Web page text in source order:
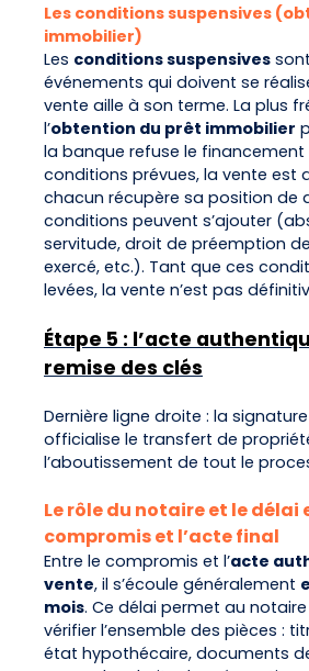
Les conditions suspensives
immobilier)
Les conditions suspensives
événements qui doivent se
vente aille à son terme. La plus
l’obtention du prêt immobilier
la banque refuse le financement
conditions prévues, la vente est
chacun récupère sa position de
conditions peuvent s’ajouter
servitude, droit de préemption
exercé, etc.). Tant que ces
levées, la vente n’est pas
Étape 5 : l’acte
remise des clés
Dernière ligne droite : la
officialise le transfert de
l’aboutissement de tout le
Le rôle du notaire et le délai
compromis et l’acte final
Entre le compromis et l’acte
vente, il s’écoule généralement
mois. Ce délai permet au
vérifier l’ensemble des pièces :
état hypothécaire, documents